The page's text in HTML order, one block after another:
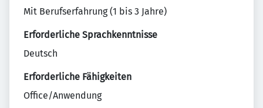
Mit Berufserfahrung (1 bis 3 Jahre)
Erforderliche Sprachkenntnisse
Deutsch
Erforderliche Fähigkeiten
Office/Anwendung